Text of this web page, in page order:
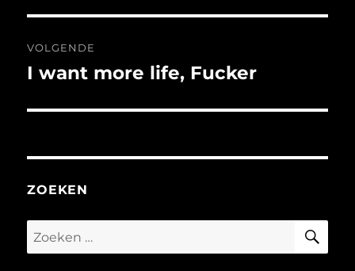
VOLGENDE
Volgend
I want more life, Fucker
ZOEKEN
Zoeken
naar: